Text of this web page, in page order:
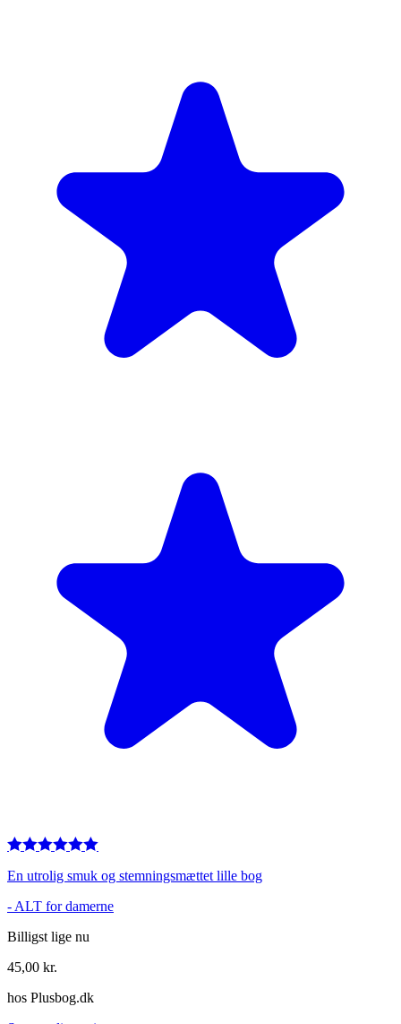
En utrolig smuk og stemningsmættet lille bog
- ALT for damerne
Billigst lige nu
45,00 kr.
hos Plusbog.dk